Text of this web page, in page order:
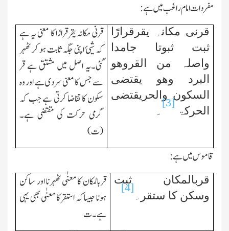
مفردات امام راغب میں ہے:
قرنی مکانہ یقرقرارًا
ثبت ثبوتا جامدا
واصلہ من القروھو
البرد وھو یقتضی
السکون والحریقتضی
الحرکۃ
[3]
۔
قرنی مکانہ یقرقرارًا کا معنی یہ ہے
کہ شیئ اپنی جگہ ثابت ہو کر ٹھہر
گئی۔یہ اصل میں مشتق ہے قر
سے جس کا معنی سردی ہے اور وہ
سکون کا تقاضا کرتی ہے جب کہ
گرمی حرکت کی مقتضی ہے۔
(ت)
قاموس میں ہے:
قربالمکان ثبت
وسکن کا ستقر۔
[4]
قربالمکان کا معنٰی ٹھہرنا اور ساکن
ہونا جیسا کہ استقرکا معنٰی بھی یہی
ہے۔ت